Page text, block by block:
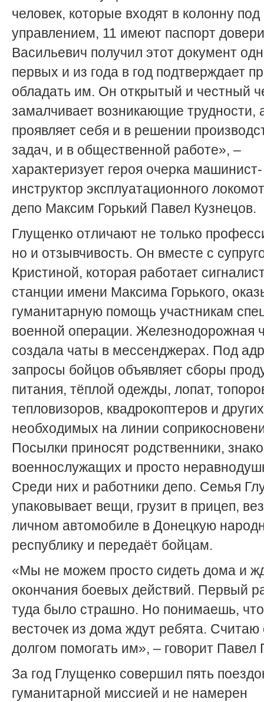
человек, которые входят в колонну
управлением, 11 имеют паспорт
Васильевич получил этот документ
первых и из года в год подтверждает
обладать им. Он открытый и честный
замалчивает возникающие трудности,
проявляет себя и в решении
задач, и в общественной работе», –
характеризует героя очерка машинист-
инструктор эксплуатационного
депо Максим Горький Павел Кузнецов.
Глущенко отличают не только
но и отзывчивость. Он вместе с
Кристиной, которая работает
станции имени Максима Горького,
гуманитарную помощь участ­никам
военной операции. Железнодорожная
создала чаты в мессенджерах. Под
запросы бойцов объявляет сборы
питания, тёплой одежды, лопат,
тепловизоров, квадрокоптеров и других
необходимых на линии
Посылки приносят родственники,
военнослужащих и просто
Среди них и работники депо. Семья
упаковывает вещи, грузит в прицеп,
личном автомобиле в Донецкую
республику и передаёт бойцам.
«Мы не можем просто сидеть дома и
окончания боевых действий. Первый
туда было страшно. Но понимаешь,
весточек из дома ждут ребята. Считаю
долгом помогать им», – говорит Павел
За год Глущенко совершил пять
гуманитарной миссией и не намерен